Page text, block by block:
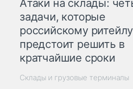
Атаки на склады:
задачи, которые
российскому ритейлу
предстоит решить в
кратчайшие сроки
Склады и грузовые терминалы